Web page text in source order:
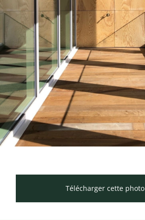
Télécharger cette photo